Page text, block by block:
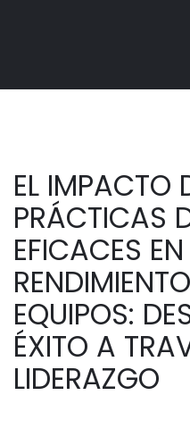
EL IMPACTO
PRÁCTICAS
EFICACES EN
EQUIPOS:
ÉXITO A
LIDERAZGO